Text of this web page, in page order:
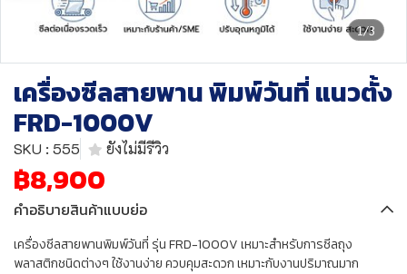
1/3
เครื่องซีลสายพาน พิมพ์วันที่ แนวตั้ง
FRD-1000V
SKU : 555 ยังไม่มีรีวิว
฿8,900
คำอธิบายสินค้าแบบย่อ
เครื่องซีลสายพานพิมพ์วันที่ รุ่น FRD-1000V เหมาะสำหรับการซีลถุง
พลาสติกชนิดต่างๆ ใช้งานง่าย ควบคุมสะดวก เหมาะกับงานปริมาณมาก